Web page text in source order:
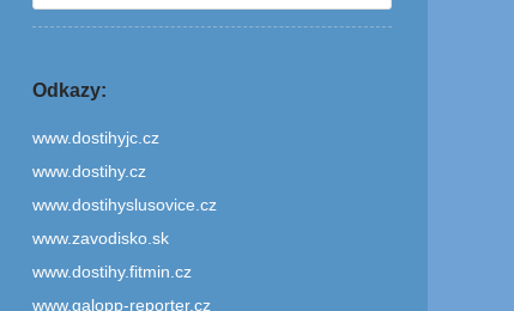
Odkazy:
www.dostihyjc.cz
www.dostihy.cz
www.dostihyslusovice.cz
www.zavodisko.sk
www.dostihy.fitmin.cz
www.galopp-reporter.cz